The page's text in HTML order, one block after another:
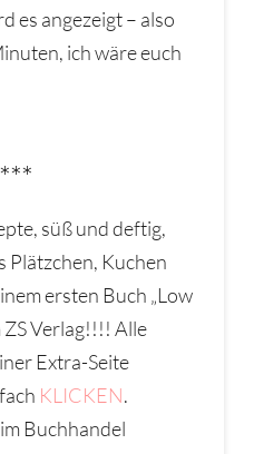
es angezeigt – also
ich wäre euch
süß und deftig,
Plätzchen, Kuchen
ersten Buch „Low
ZS Verlag!!!! Alle
Extra-Seite
KLICKEN.
Buchhandel